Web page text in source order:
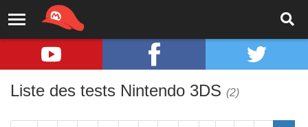
Liste des tests Nintendo 3DS (2)